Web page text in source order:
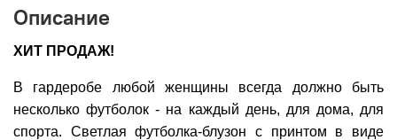
Описание
ХИТ ПРОДАЖ!
В гардеробе любой женщины всегда должно быть
несколько футболок - на каждый день, для дома, для
спорта. Светлая футболка-блузон с принтом в виде